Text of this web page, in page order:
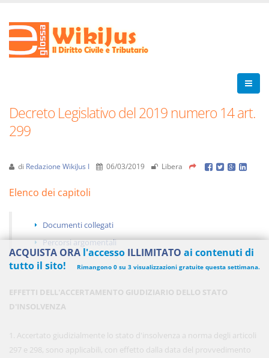
Decreto Legislativo del 2019 numero 14 art.
299
di Redazione WikiJus I 06/03/2019 Libera
Elenco dei capitoli
Documenti collegati
Percorsi argomentali
EFFETTI DELL'ACCERTAMENTO GIUDIZIARIO DELLO STATO
D'INSOLVENZA
1. Accertato giudizialmente lo stato d'insolvenza a norma degli articoli
297 e 298, sono applicabili, con effetto dalla data del provvedimento
ACQUISTA ORA l'accesso ILLIMITATO ai contenuti di
tutto il sito!
Rimangono 0 su 3 visualizzazioni gratuite questa settimana.
anziché 570.00€ risparmi il 21%!
Acquista ora